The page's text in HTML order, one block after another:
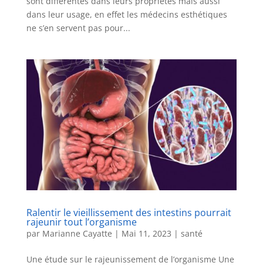
dans leur usage, en effet les médecins esthétiques
ne s’en servent pas pour...
Ralentir le vieillissement des intestins pourrait
rajeunir tout l’organisme
par Marianne Cayatte | Mai 11, 2023 | santé
Une étude sur le rajeunissement de l’organisme Une